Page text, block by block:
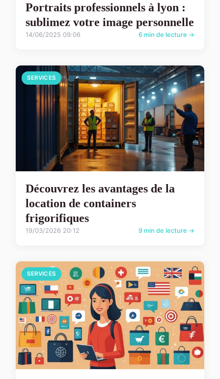
Portraits professionnels à lyon :
sublimez votre image personnelle
14/06/2025 09:06 6 min de lecture →
SERVICES
Découvrez les avantages de la
location de containers
frigorifiques
19/03/2026 20:12 9 min de lecture →
SERVICES